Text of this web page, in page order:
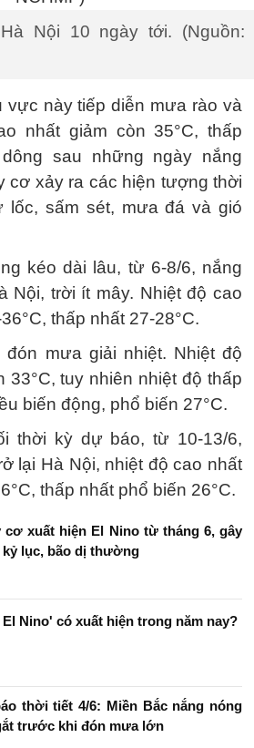
Nội 10 ngày tới. (Nguồn:
vực này tiếp diễn mưa rào và
nhất giảm còn 35°C, thấp
sau những ngày nắng
cơ xảy ra các hiện tượng thời
lốc, sấm sét, mưa đá và gió
kéo dài lâu, từ 6-8/6, nắng
Nội, trời ít mây. Nhiệt độ cao
thấp nhất 27-28°C.
đón mưa giải nhiệt. Nhiệt độ
33°C, tuy nhiên nhiệt độ thấp
biến động, phổ biến 27°C.
thời kỳ dự báo, từ 10-13/6,
lại Hà Nội, nhiệt độ cao nhất
thấp nhất phổ biến 26°C.
cơ xuất hiện El Nino từ tháng 6, gây
kỷ lục, bão dị thường
Nino' có xuất hiện trong năm nay?
thời tiết 4/6: Miền Bắc nắng nóng
trước khi đón mưa lớn